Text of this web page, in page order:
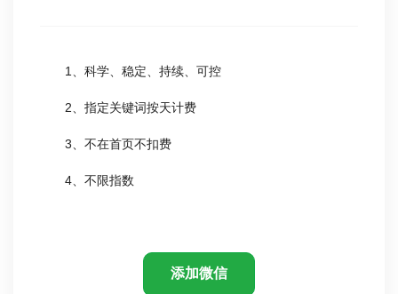
1、科学、稳定、持续、可控
2、指定关键词按天计费
3、不在首页不扣费
4、不限指数
添加微信